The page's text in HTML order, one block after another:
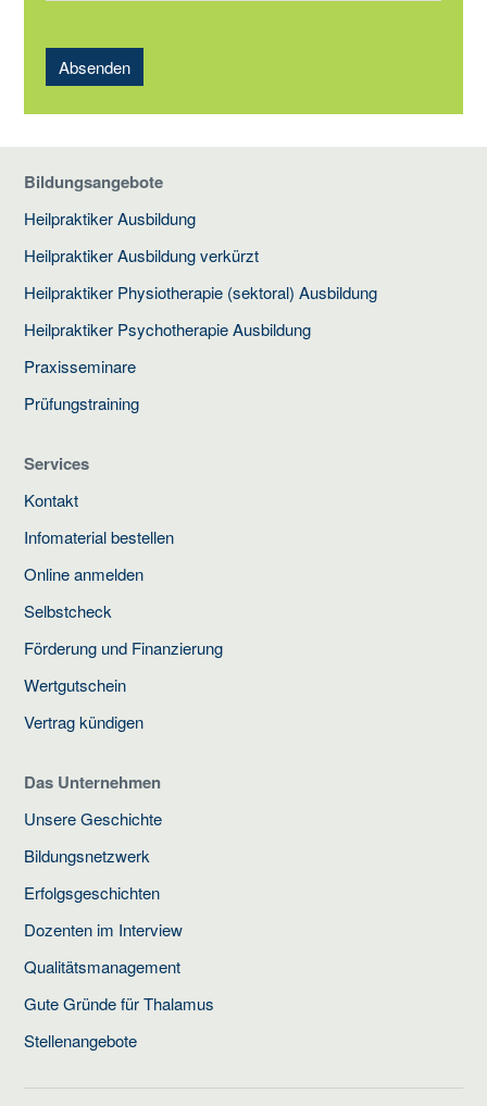
Absenden
Bildungsangebote
Heilpraktiker Ausbildung
Heilpraktiker Ausbildung verkürzt
Heilpraktiker Physiotherapie (sektoral) Ausbildung
Heilpraktiker Psychotherapie Ausbildung
Praxisseminare
Prüfungstraining
Services
Kontakt
Infomaterial bestellen
Online anmelden
Selbstcheck
Förderung und Finanzierung
Wertgutschein
Vertrag kündigen
Das Unternehmen
Unsere Geschichte
Bildungsnetzwerk
Erfolgsgeschichten
Dozenten im Interview
Qualitätsmanagement
Gute Gründe für Thalamus
Stellenangebote